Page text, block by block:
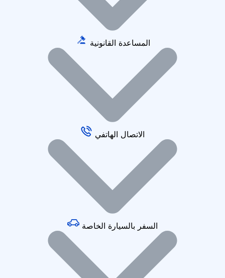
المساعدة القانونية
الاتصال الهاتفي
السفر بالسيارة الخاصة